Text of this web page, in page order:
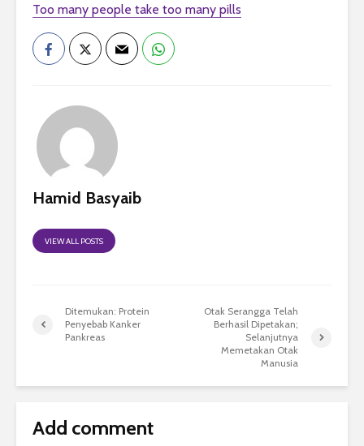
Too many people take too many pills
Hamid Basyaib
VIEW ALL POSTS
Ditemukan: Protein
Penyebab Kanker
Pankreas
Otak Serangga Telah
Berhasil Dipetakan;
Selanjutnya
Memetakan Otak
Manusia
Add comment